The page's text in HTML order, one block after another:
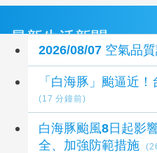
最新生活新聞
2026/08/07 空氣品
「白海豚」颱逼近
(17 分鐘前)
白海豚颱風8日起影
全、加強防範措施